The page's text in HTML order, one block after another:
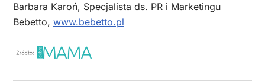
Barbara Karoń, Specjalista ds. PR i Marketingu
Bebetto, www.bebetto.pl